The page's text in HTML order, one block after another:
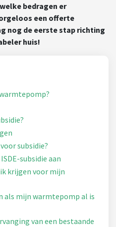
bedragen er
een offerte
nog de eerste stap richting
huis!
subsidie?
subsidie aan
krijgen voor mijn
als mijn warmtepomp al is
van een bestaande